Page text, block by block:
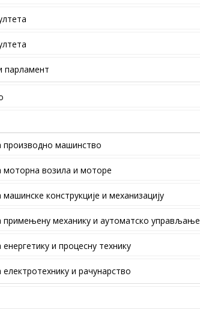
парламент
производно машинство
моторна возила и моторе
машинске конструкције и механизацију
примењену механику и аутоматско управљање
и процесну технику
електротехнику и рачунарство